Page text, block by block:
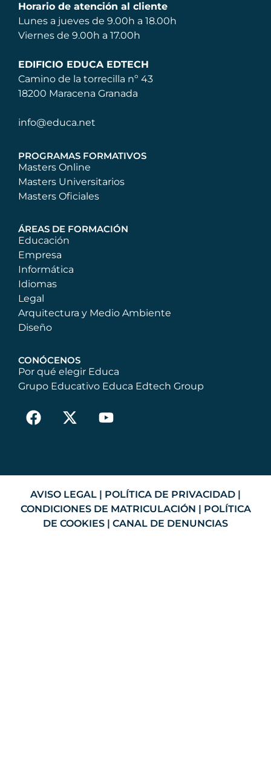
Horario de atención al cliente
Lunes a jueves de 9.00h a 18.00h
Viernes de 9.00h a 17.00h
EDIFICIO EDUCA EDTECH
Camino de la torrecilla nº 43
18200 Maracena Granada
info@educa.net
PROGRAMAS FORMATIVOS
Masters Online
Masters Universitarios
Masters Oficiales
ÁREAS DE FORMACIÓN
Educación
Empresa
Informática
Idiomas
Legal
Arquitectura y Medio Ambiente
Diseño
CONÓCENOS
Por qué elegir Educa
Grupo Educativo Educa Edtech Group
AVISO LEGAL | POLÍTICA DE PRIVACIDAD |
CONDICIONES DE MATRICULACIÓN | POLÍTICA
DE COOKIES | CANAL DE DENUNCIAS